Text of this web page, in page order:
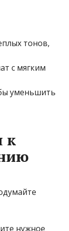
тонов,
с мягким
уменьшить
к
нужное